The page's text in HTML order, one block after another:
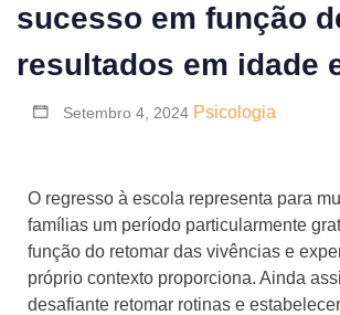
sucesso em função
resultados em idade
Setembro 4, 2024 Psicologia
O regresso à escola representa para
famílias um período particularmente
função do retomar das vivências e
próprio contexto proporciona. Ainda
desafiante retomar rotinas e